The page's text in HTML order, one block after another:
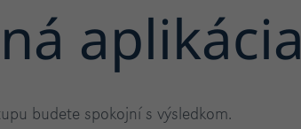
aplikácia
budete spokojní s výsledkom.